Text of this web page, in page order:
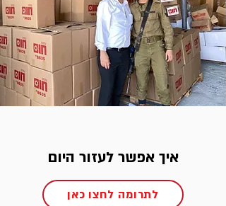
איך אפשר לעזור היום
לתרומה לחצו כאן